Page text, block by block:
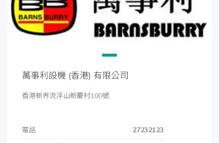
萬事利設機 (香港) 有限公司
香港新界流浮山新慶村100號
電話
27232123